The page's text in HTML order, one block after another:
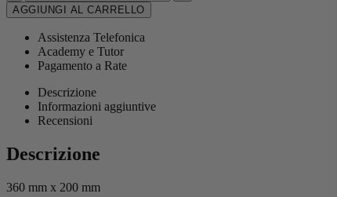
AGGIUNGI AL CARRELLO
Assistenza Telefonica
Academy e Tutor
Pagamento a Rate
Descrizione
Informazioni aggiuntive
Recensioni
Descrizione
360 mm x 200 mm